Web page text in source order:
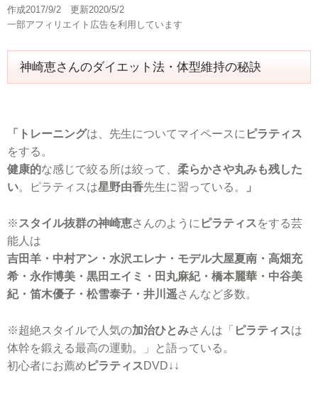
作成2017/9/2 更新2020/5/2
一部アフィリエイト広告を利用しています
神崎恵さんのダイエット法・体型維持の秘訣
「トレーニングは、先生についてマイペースに ピラティス
をする。
健康的な感じで絞る所は絞って、 柔らかさや丸みも残した
い。ピラティスは星野由香先生に習っている。 」
※ スタイル抜群の神崎恵さんのように ピラティス をする芸
能人は
吉田羊・中村アン・水沢エレナ・モデル大屋夏南・高畑充
希・永作博美・黒田エイミ・田丸麻紀・橋本麗華・中谷美
紀・笛木優子・松雪泰子・井川遥さんなど多数。
※超絶スタイルで人気の加治ひとみさんは「 ピラティスは
体幹を鍛える最高の運動。」と語っている。
初心者にお薦め ピラティス DVD↓↓